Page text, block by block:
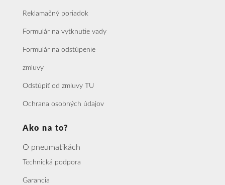
Reklamačný poriadok
Formulár na vytknutie vady
Formulár na odstúpenie
zmluvy
Odstúpiť od zmluvy TU
Ochrana osobných údajov
Ako na to?
O pneumatikách
Technická podpora
Garancia